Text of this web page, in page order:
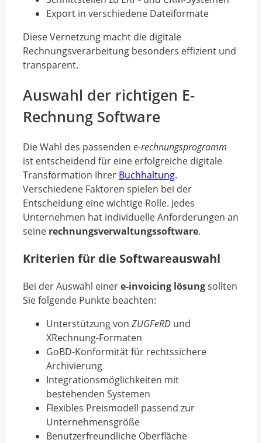
Export in verschiedene Dateiformate
Diese Vernetzung macht die digitale
Rechnungsverarbeitung besonders effizient und
transparent.
Auswahl der richtigen E-
Rechnung Software
Die Wahl des passenden e-rechnungsprogramm
ist entscheidend für eine erfolgreiche digitale
Transformation Ihrer Buchhaltung.
Verschiedene Faktoren spielen bei der
Entscheidung eine wichtige Rolle. Jedes
Unternehmen hat individuelle Anforderungen an
seine rechnungsverwaltungssoftware.
Kriterien für die Softwareauswahl
Bei der Auswahl einere-invoicing lösungsollten
Sie folgende Punkte beachten:
Unterstützung von ZUGFeRD und
XRechnung-Formaten
GoBD-Konformität für rechtssichere
Archivierung
Integrationsmöglichkeiten mit
bestehenden Systemen
Flexibles Preismodell passend zur
Unternehmensgröße
Benutzerfreundliche Oberfläche